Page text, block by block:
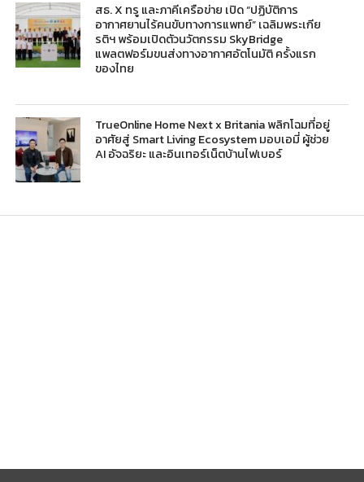
สธ. X ทรู และภาคีเครือข่าย เปิด “ปฏิบัติการ
อากาศยานไร้คนขับทางการแพทย์” เฉลิมพระเกีย
รติฯ พร้อมเปิดตัวนวัตกรรม SkyBridge
แพลตฟอร์มขนส่งทางอากาศอัตโนมัติ ครั้งแรก
ของไทย
TrueOnline Home Next x Britania พลิกโฉมที่อยู่
อาศัยสู่ Smart Living Ecosystem มอบเอมี่ ผู้ช่วย
AI อัจฉริยะ และอินเทอร์เน็ตบ้านไฟเบอร์